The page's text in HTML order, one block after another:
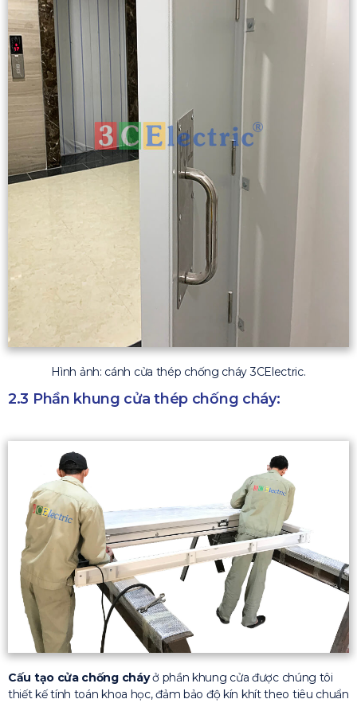
Hình ảnh: cánh cửa thép chống cháy 3CElectric.
2.3 Phần khung cửa thép chống cháy:
Cấu tạo cửa chống cháyở phần khung cửa được chúng tôi
thiết kế tính toán khoa học, đảm bảo độ kín khít theo tiêu chuẩn